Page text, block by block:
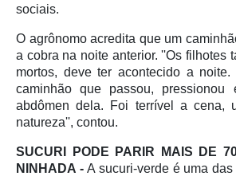
sociais.
O agrônomo acredita que um
a cobra na noite anterior. ''Os filhotes
mortos, deve ter acontecido a
caminhão que passou,
abdômen dela. Foi terrível a cena,
natureza'', contou.
SUCURI PODE PARIR MAIS DE
NINHADA -A sucuri-verde é uma